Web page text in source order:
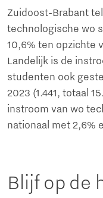
Zuidoost-Brabant
technologische wo
10,6% ten opzichte
Landelijk is de
studenten ook
2023 (1.441, totaal
instroom van wo
nationaal met 2,6%
Blijf op de